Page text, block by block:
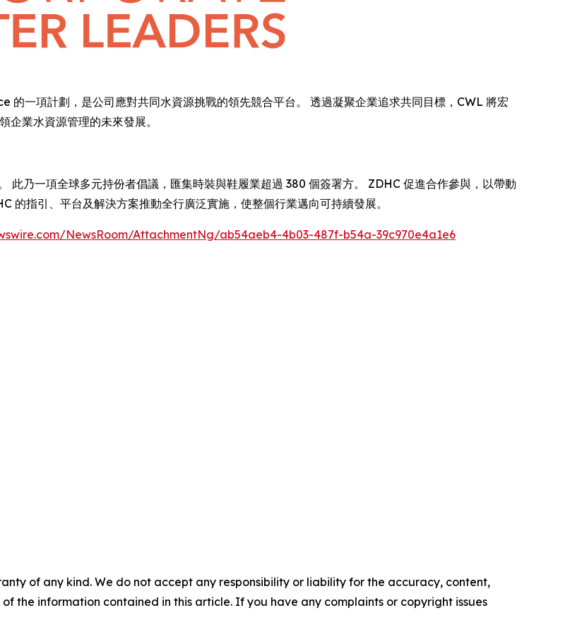
項計劃，是公司應對共同水資源挑戰的領先競合平台。 透過凝聚企業追求共同目標，CWL 將宏
企業水資源管理的未來發展。
乃一項全球多元持份者倡議，匯集時裝與鞋履業超過 380 個簽署方。 ZDHC 促進合作參與，以帶動
的指引、平台及解決方案推動全行廣泛實施，使整個行業邁向可持續發展。
NewsRoom/AttachmentNg/ab54aeb4-4b03-487f-b54a-39c970e4a1e6
of any kind. We do not accept any responsibility or liability for the accuracy, content,
the information contained in this article. If you have any complaints or copyright issues